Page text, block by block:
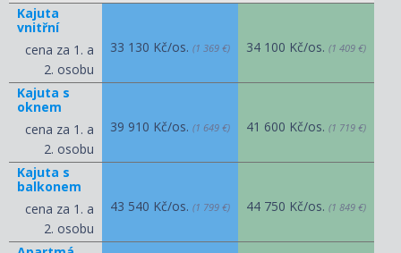
Kajuta
vnitřní
cena za 1. a
2. osobu
33 130 Kč/os. (1 369 €) 34 100 Kč/os. (1 409 €)
Kajuta s
oknem
cena za 1. a
2. osobu
39 910 Kč/os. (1 649 €) 41 600 Kč/os. (1 719 €)
Kajuta s
balkonem
cena za 1. a
2. osobu
43 540 Kč/os. (1 799 €) 44 750 Kč/os. (1 849 €)